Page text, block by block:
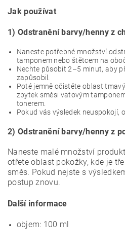
Jak používat
1) Odstranění barvy/henny z
Naneste potřebné množství
tamponem nebo štětcem na
Nechte působit 2–5 minut, aby
zapůsobil.
Poté jemně očistěte oblast
zbytek směsi vatovým
tonerem.
Pokud vás výsledek neuspokojí,
2) Odstranění barvy/henny z
Naneste malé množství
otřete oblast pokožky, kde je
směs. Pokud nejste s
postup znovu.
Další informace
objem: 100 ml